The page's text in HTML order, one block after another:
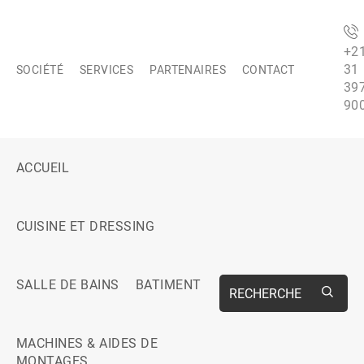
SOCIÉTÉ SERVICES PARTENAIRES CONTACT
31
ACCUEIL
CUISINE ET DRESSING
SALLE DE BAINS BATIMENT
MACHINES & AIDES DE
RECHERCHE